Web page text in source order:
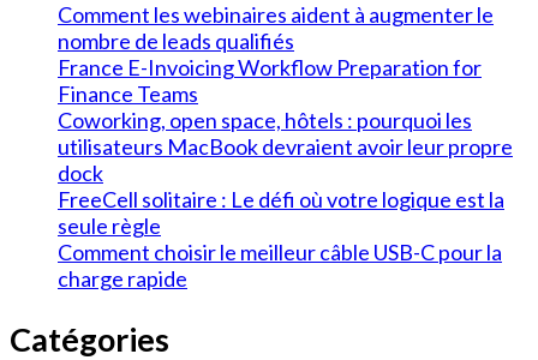
Comment les webinaires aident à augmenter le
nombre de leads qualifiés
France E-Invoicing Workflow Preparation for
Finance Teams
Coworking, open space, hôtels : pourquoi les
utilisateurs MacBook devraient avoir leur propre
dock
FreeCell solitaire : Le défi où votre logique est la
seule règle
Comment choisir le meilleur câble USB-C pour la
charge rapide
Catégories